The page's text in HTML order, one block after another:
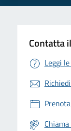
Contatta
Leggi